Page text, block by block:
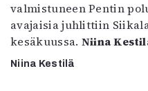
valmistuneen Pentin
avajaisia juhlittiin
kesäkuussa. Niina
Niina Kestilä